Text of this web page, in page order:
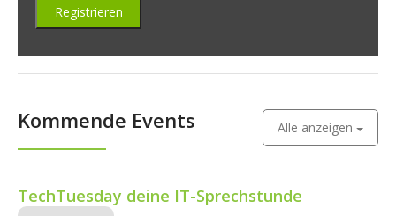
Kommende Events Alle anzeigen
TechTuesday deine IT-Sprechstunde